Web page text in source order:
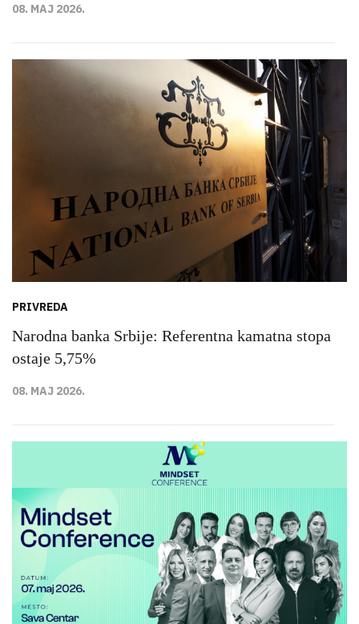
08. MAJ 2026.
PRIVREDA
Narodna banka Srbije: Referentna kamatna stopa
ostaje 5,75%
08. MAJ 2026.